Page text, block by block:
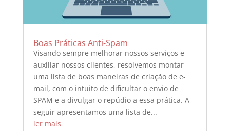
Boas Práticas Anti-Spam
Visando sempre melhorar nossos serviços e
auxiliar nossos clientes, resolvemos montar
uma lista de boas maneiras de criação de e-
mail, com o intuito de dificultar o envio de
SPAM e a divulgar o repúdio a essa prática. A
seguir apresentamos uma lista de...
ler mais